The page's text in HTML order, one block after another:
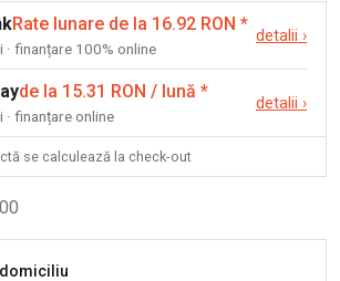
Rate lunare de la 16.92 RON *
· finanțare 100% online
detalii ›
de la 15.31 RON / lună *
· finanțare online
detalii ›
se calculează la check-out